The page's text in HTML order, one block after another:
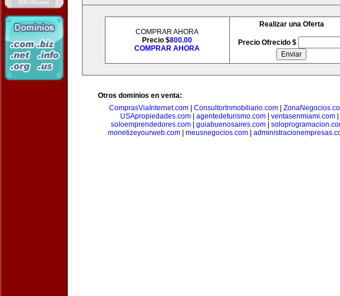
COMPRAR AHORA
Precio $800.00
COMPRAR AHORA
Realizar una Oferta
Precio Ofrecido $
Otros dominios en venta:
ComprasViaInternet.com
ConsultorInmobiliario.com
USApropiedades.com| agentedeturismo.com| ventasenmiami.com|
soloemprendedores.com| guiabuenosaires.com|
monetizeyourweb.com| meusnegocios.com|